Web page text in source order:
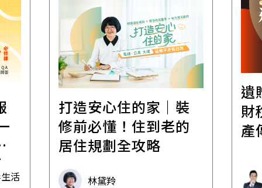
活
打造安心住的家｜裝
修前必懂！住到老的
居住規劃全攻略
林黛羚
遺
財
產